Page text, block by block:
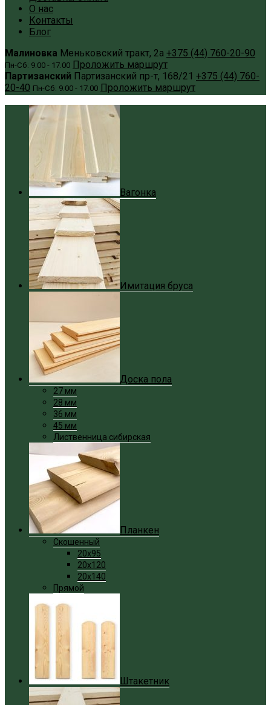
О нас
Контакты
Блог
Малиновка Меньковский тракт, 2а +375 (44) 760-20-90
Пн-Сб: 9.00 - 17.00 Проложить маршрут
Партизанский Партизанский пр-т, 168/21 +375 (44) 760-
20-40 Пн-Сб: 9.00 - 17.00 Проложить маршрут
Вагонка
Имитация бруса
Доска пола
27 мм
28 мм
36 мм
45 мм
Лиственница сибирская
Планкен
Скошенный
20x95
20x120
20x140
Прямой
Штакетник